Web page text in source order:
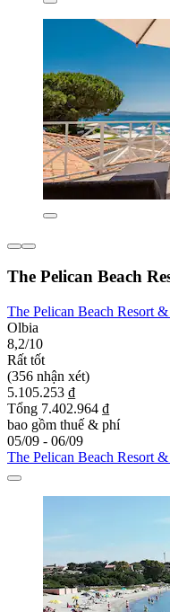
The Pelican Beach
The Pelican Beach Resort
Olbia
8,2/10
Rất tốt
(356 nhận xét)
5.105.253 ₫
Tổng 7.402.964 ₫
bao gồm thuế & phí
05/09 - 06/09
The Pelican Beach Resort